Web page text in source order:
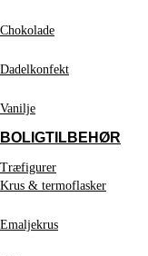
Chokolade
Dadelkonfekt
Vanilje
BOLIGTILBEHØR
Træfigurer
Krus & termoflasker
Emaljekrus